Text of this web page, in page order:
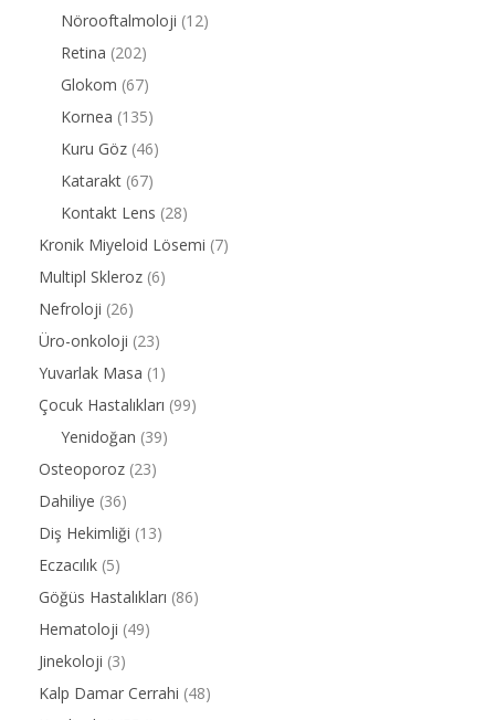
Nörooftalmoloji (12)
Retina (202)
Glokom (67)
Kornea (135)
Kuru Göz (46)
Katarakt (67)
Kontakt Lens (28)
Kronik Miyeloid Lösemi (7)
Multipl Skleroz (6)
Nefroloji (26)
Üro-onkoloji (23)
Yuvarlak Masa (1)
Çocuk Hastalıkları (99)
Yenidoğan (39)
Osteoporoz (23)
Dahiliye (36)
Diş Hekimliği (13)
Eczacılık (5)
Göğüs Hastalıkları (86)
Hematoloji (49)
Jinekoloji (3)
Kalp Damar Cerrahi (48)